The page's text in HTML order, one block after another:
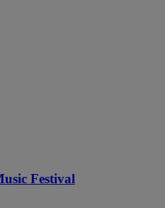
Festival